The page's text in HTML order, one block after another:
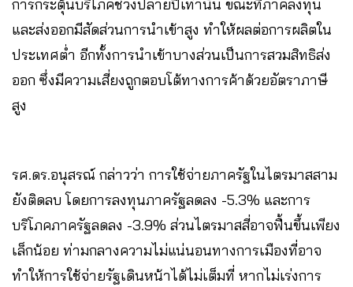
การกระตุ้นบริโภคช่วงปลายปีเท่านั้น ขณะที่ภาคลงทุน
และส่งออกมีสัดส่วนการนำเข้าสูง ทำให้ผลต่อการผลิตใน
ประเทศต่ำ อีกทั้งการนำเข้าบางส่วนเป็นการสวมสิทธิส่ง
ออก ซึ่งมีความเสี่ยงถูกตอบโต้ทางการค้าด้วยอัตราภาษี
สูง
รศ.ดร.อนุสรณ์ กล่าวว่า การใช้จ่ายภาครัฐในไตรมาสสาม
ยังติดลบ โดยการลงทุนภาครัฐลดลง -5.3% และการ
บริโภคภาครัฐลดลง -3.9% ส่วนไตรมาสสี่อาจฟื้นขึ้นเพียง
เล็กน้อย ท่ามกลางความไม่แน่นอนทางการเมืองที่อาจ
ทำให้การใช้จ่ายรัฐเดินหน้าได้ไม่เต็มที่ หากไม่เร่งการ